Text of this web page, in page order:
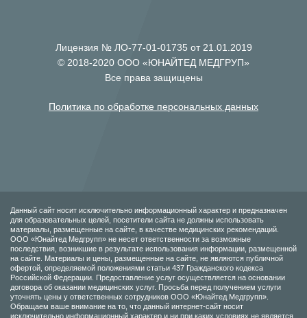
Лицензия № ЛО-77-01-01735 от 21.01.2019
© 2018-2020 ООО «ЮНАЙТЕД МЕДГРУП»
Все права защищены
Политика по обработке персональных данных
Данный сайт носит исключительно информационный характер и предназначен
для образовательных целей, посетители сайта не должны использовать
материалы, размещенные на сайте, в качестве медицинских рекомендаций.
ООО «Юнайтед Медгрупп» не несет ответственности за возможные
последствия, возникшие в результате использования информации, размещенной
на сайте. Материалы и цены, размещенные на сайте, не являются публичной
офертой, определяемой положениями статьи 437 Гражданского кодекса
Российской Федерации. Предоставление услуг осуществляется на основании
договора об оказании медицинских услуг. Просьба перед получением услуги
уточнять цены у ответственных сотрудников ООО «Юнайтед Медгрупп».
Обращаем ваше внимание на то, что данный интернет-сайт носит
исключительно информационный характер и ни при каких условиях не является